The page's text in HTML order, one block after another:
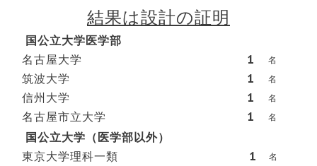
結果は設計の証明
国公立大学医学部
名古屋大学
1 名
筑波大学 1 名
信州大学 1 名
名古屋市立大学 1 名
国公立大学（医学部以外）
東京大学理科一類
1 名